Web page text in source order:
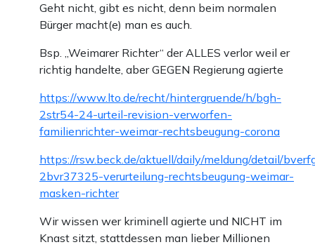
Geht nicht, gibt es nicht, denn beim normalen
Bürger macht(e) man es auch.
Bsp. „Weimarer Richter“ der ALLES verlor weil er
richtig handelte, aber GEGEN Regierung agierte
https://www.lto.de/recht/hintergruende/h/bgh-
2str54-24-urteil-revision-verworfen-
familienrichter-weimar-rechtsbeugung-corona
https://rsw.beck.de/aktuell/daily/meldung/detail/
2bvr37325-verurteilung-rechtsbeugung-weimar-
masken-richter
Wir wissen wer kriminell agierte und NICHT im
Knast sitzt, stattdessen man lieber Millionen